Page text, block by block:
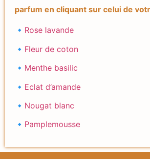
parfum en cliquant sur celui de
🔹 Rose lavande
🔹 Fleur de coton
🔹 Menthe basilic
🔹 Eclat d’amande
🔹 Nougat blanc
🔹 Pamplemousse